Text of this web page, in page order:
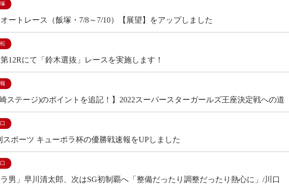
ートレース（飯塚・7/8～7/10）【展望】をアップしました
12Rにて「鈴木選抜」レースを実施します！
崎ステージ)のポイントを追記！】2022スーパースターガールズ王座決定戦への
スポーツ キューポラ杯の優勝戦速報をUPしました
ラ男」早川清太郎、次はSG初制覇へ「整備だったり調整だったり熱心に」/川口